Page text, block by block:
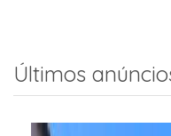
Últimos